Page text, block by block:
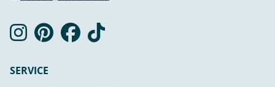
SERVICE